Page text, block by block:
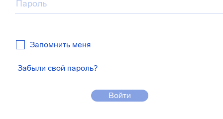
Запомнить меня
Забыли свой пароль?
Войти